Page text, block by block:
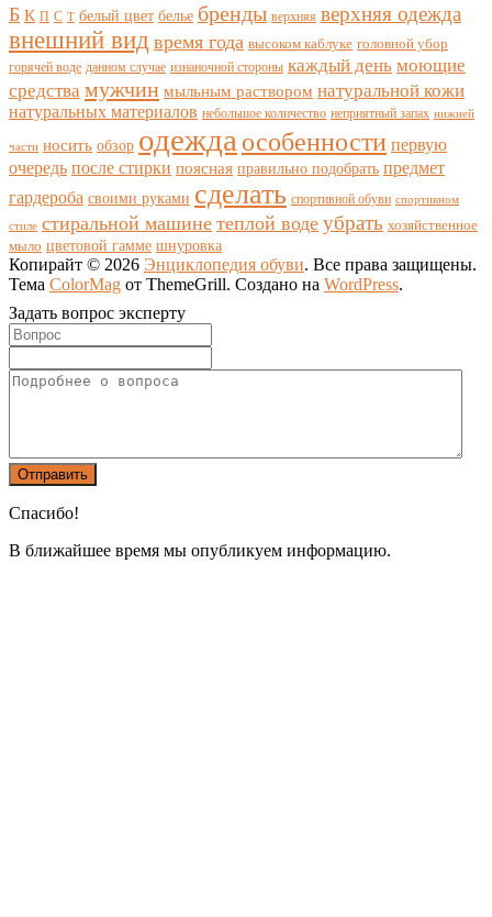
Б К П С Т белый цвет белье бренды верхняя верхняя одежда
внешний вид время года высоком каблуке головной убор
горячей воде данном случае изнаночной стороны каждый день моющие
средства мужчин мыльным раствором натуральной кожи
натуральных материалов небольшое количество неприятный запах нижней
части носить обзор одежда особенности первую
очередь после стирки поясная правильно подобрать предмет
гардероба своими руками сделать спортивной обуви спортивном
стиле стиральной машине теплой воде убрать хозяйственное
мыло цветовой гамме шнуровка
Копирайт © 2026 Энциклопедия обуви. Все права защищены.
Тема ColorMag от ThemeGrill. Создано на WordPress.
Задать вопрос эксперту
Спасибо!
В ближайшее время мы опубликуем информацию.